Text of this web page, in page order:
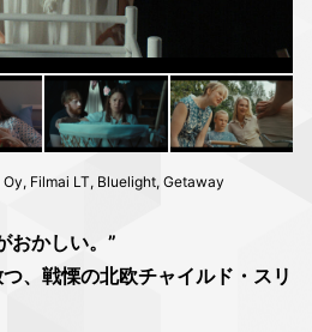
Filmai LT, Bluelight, Getaway
おかしい。”
、戦慄の北欧チャイルド・スリ